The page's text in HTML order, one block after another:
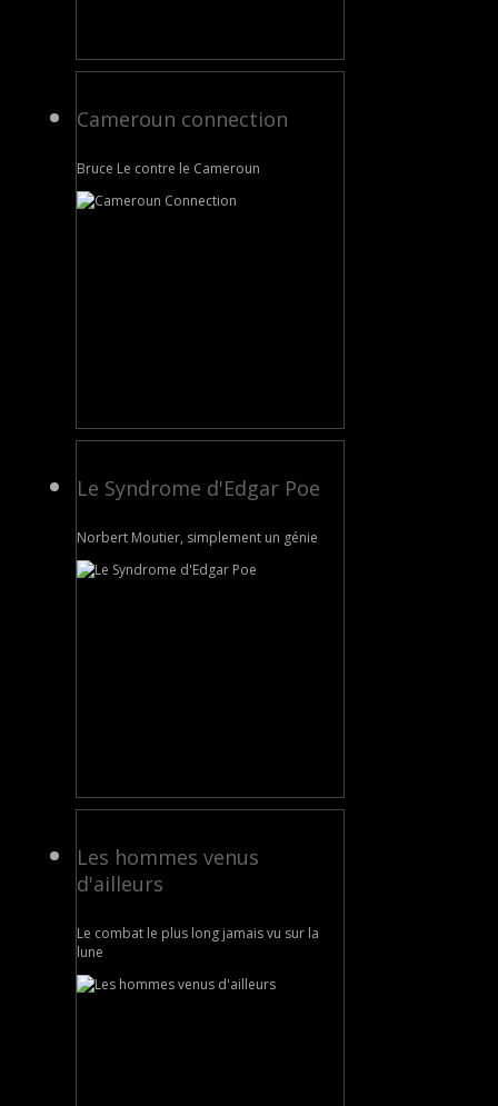
Cameroun connection
Bruce Le contre le Cameroun
Le Syndrome d'Edgar Poe
Norbert Moutier, simplement un génie
Les hommes venus
d'ailleurs
Le combat le plus long jamais vu sur la
lune